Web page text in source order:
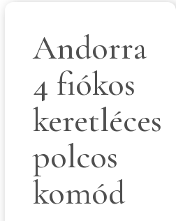
Andorra
4 fiókos
keretléces
polcos
komód